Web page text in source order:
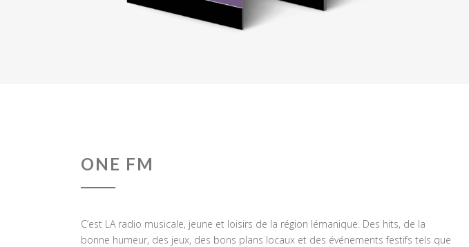
ONE FM
C’est LA radio musicale, jeune et loisirs de la région lémanique. Des hits, de la
bonne humeur, des jeux, des bons plans locaux et des événements festifs tels que